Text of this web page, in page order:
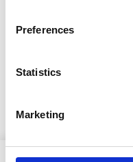
Preferences
Statistics
Marketing